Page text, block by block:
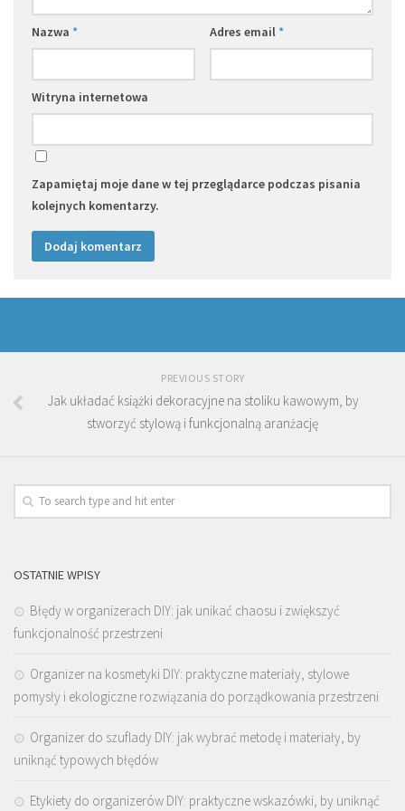
Nazwa * Adres email*
Witryna internetowa
Zapamiętaj moje dane w tej przeglądarce podczas pisania
kolejnych komentarzy.
PREVIOUS STORY
Jak układać książki dekoracyjne na stoliku kawowym, by
stworzyć stylową i funkcjonalną aranżację
OSTATNIE WPISY
Błędy w organizerach DIY: jak unikać chaosu i zwiększyć
funkcjonalność przestrzeni
Organizer na kosmetyki DIY: praktyczne materiały, stylowe
pomysły i ekologiczne rozwiązania do porządkowania przestrzeni
Organizer do szuflady DIY: jak wybrać metodę i materiały, by
uniknąć typowych błędów
Etykiety do organizerów DIY: praktyczne wskazówki, by uniknąć